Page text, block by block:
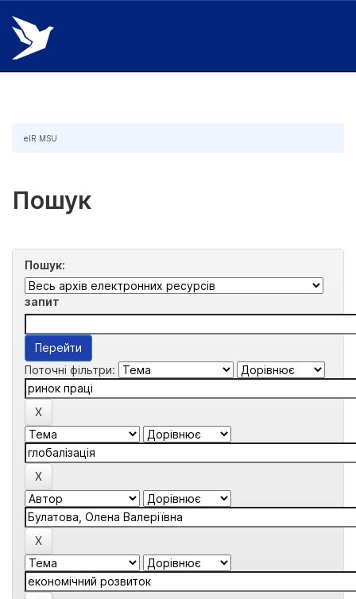
Skip
navigation
eIR MSU
Пошук
Пошук:
запит
Поточні фільтри: